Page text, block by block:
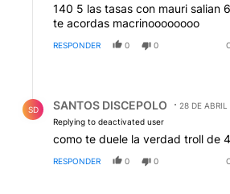
140 5 las tasas con mauri salian
te acordas macrinoooooooo
RESPONDER 0 0
SD SANTOS DISCEPOLO
28 DE
Replying to deactivated user
como te duele la verdad troll de
RESPONDER 0 0